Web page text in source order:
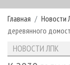
РУБРИКИ И ТЕМЫ
РУБРИКИ
НОВОСТИ
НОВОСТИ ЛПК
ПРОЕКТЫ ЛПИ
АНАЛИТИКА
АРХИВ
Главная Новости
деревянного
НОВОСТИ ЛПК